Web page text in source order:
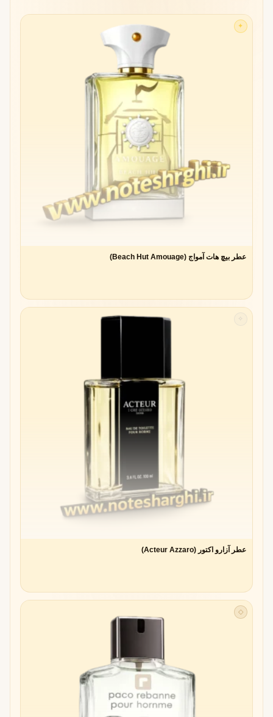
✦
عطر بیچ هات آمواج (Beach Hut Amouage)
عطر آزارو اکتور (Acteur Azzaro)
◇